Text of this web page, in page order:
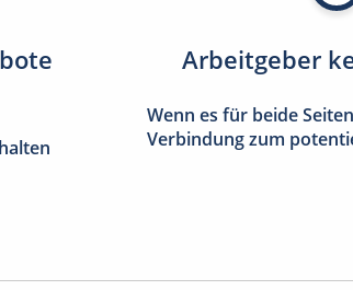
Arbeitgeber
Wenn es für beide
Verbindung zum